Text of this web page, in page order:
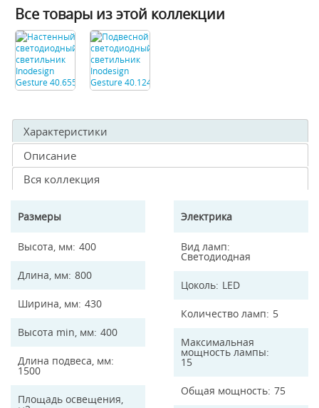
Все товары из этой коллекции
Характеристики
Описание
Вся коллекция
Размеры
Высота, мм 400
Длина, мм 800
Ширина, мм 430
Высота min, мм 400
Длина подвеса, мм
1500
Площадь освещения,
Электрика
Вид ламп
Светодиодная
Цоколь LED
Количество ламп 5
Максимальная
мощность лампы
15
Общая мощность 75